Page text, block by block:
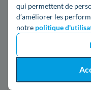
qui permettent de
d’améliorer les
notre politique
Mise en service
compteur Linky
Première mise en
(nouveau